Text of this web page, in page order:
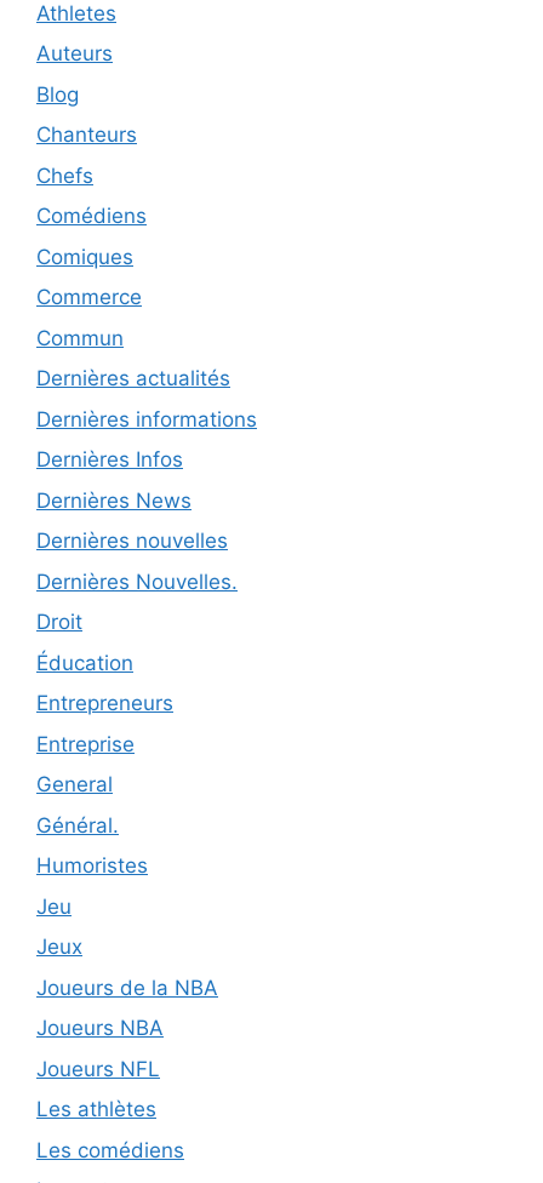
Athletes
Auteurs
Blog
Chanteurs
Chefs
Comédiens
Comiques
Commerce
Commun
Dernières actualités
Dernières informations
Dernières Infos
Dernières News
Dernières nouvelles
Dernières Nouvelles.
Droit
Éducation
Entrepreneurs
Entreprise
General
Général.
Humoristes
Jeu
Jeux
Joueurs de la NBA
Joueurs NBA
Joueurs NFL
Les athlètes
Les comédiens